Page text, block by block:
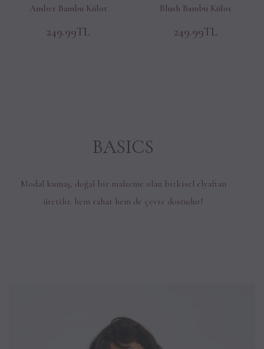
Amber Bambu Külot
249.99TL
Blush Bambu Külot
249.99TL
BASICS
Modal kumaş, doğal bir malzeme olan bitkisel elyaftan
üretilir. hem rahat hem de çevre dostudur!